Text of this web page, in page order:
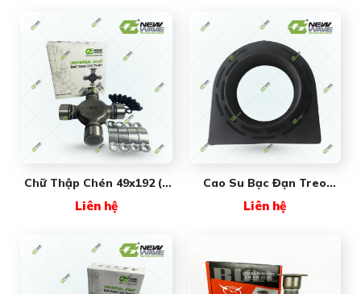
Chữ Thập Chén 49x192 (0
Wave
Liên hệ
Cao Su Bạc Đạn Treo
Liên hệ